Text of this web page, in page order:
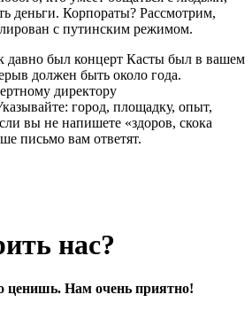
деньги. Корпораты? Рассмотрим,
с путинским режимом.
давно был концерт Касты был в вашем
должен быть около года.
директору
город, площадку, опыт,
вы не напишете «здоров, скока
письмо вам ответят.
нас?
ценишь. Нам очень приятно!